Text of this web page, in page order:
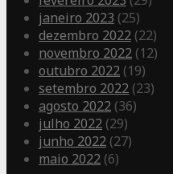
janeiro 2023 (25)
dezembro 2022 (22)
novembro 2022 (12)
outubro 2022 (19)
setembro 2022 (23)
agosto 2022 (36)
julho 2022 (29)
junho 2022 (27)
maio 2022 (6)